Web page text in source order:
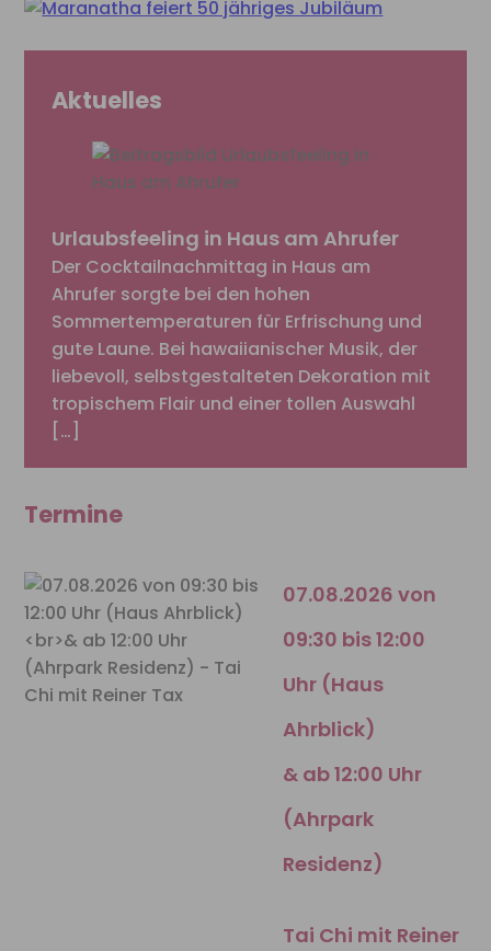
Aktuelles
Urlaubsfeeling in Haus am Ahrufer
Der Cocktailnachmittag in Haus am
Ahrufer sorgte bei den hohen
Sommertemperaturen für Erfrischung und
gute Laune. Bei hawaiianischer Musik, der
liebevoll, selbstgestalteten Dekoration mit
tropischem Flair und einer tollen Auswahl
[…]
Termine
07.08.2026 von
09:30 bis 12:00
Uhr (Haus
Ahrblick)
& ab 12:00 Uhr
(Ahrpark
Residenz)
Tai Chi mit Reiner